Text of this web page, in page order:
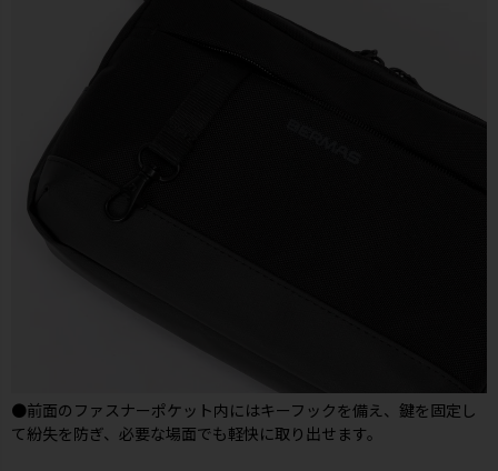
●前面のファスナーポケット内にはキーフックを備え、鍵を固定し
て紛失を防ぎ、必要な場面でも軽快に取り出せます。